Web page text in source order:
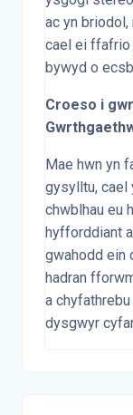
ac yn
cael ei ffafrio
bywyd o
Croeso i
Mae hwn yn
gysylltu, cael
chwblhau eu
hyfforddiant
gwahodd ein
hadran
a
dysgwyr